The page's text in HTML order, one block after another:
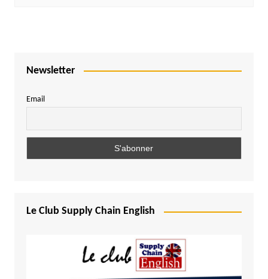
Newsletter
Email
Le Club Supply Chain English